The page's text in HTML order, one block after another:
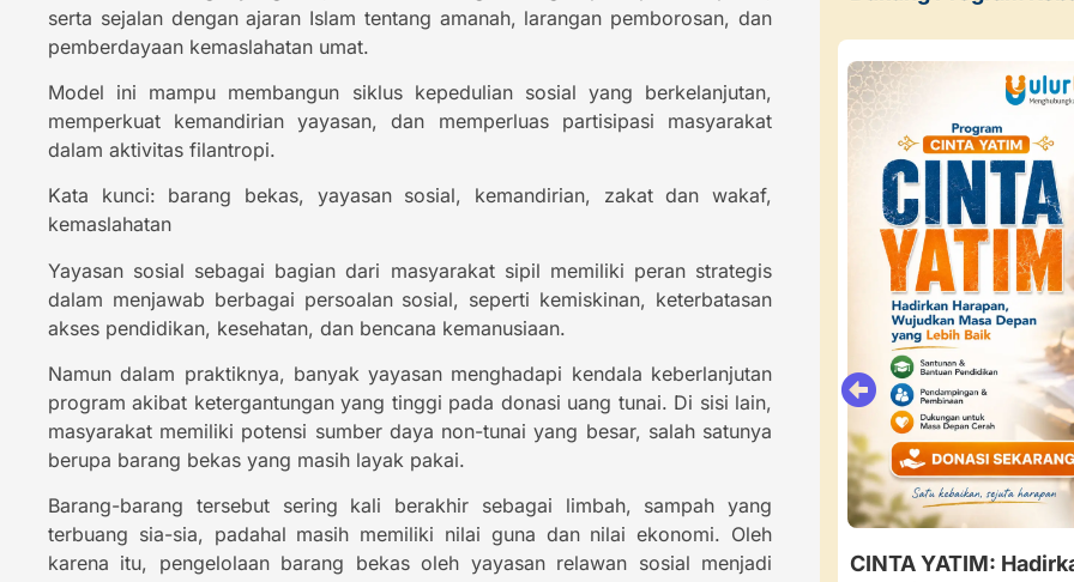
serta sejalan dengan ajaran Islam tentang amanah, larangan pemborosan, dan
pemberdayaan kemaslahatan umat.
Model ini mampu membangun siklus kepedulian sosial yang berkelanjutan,
memperkuat kemandirian yayasan, dan memperluas partisipasi masyarakat
dalam aktivitas filantropi.
Kata kunci: barang bekas, yayasan sosial, kemandirian, zakat dan wakaf,
kemaslahatan
Yayasan sosial sebagai bagian dari masyarakat sipil memiliki peran strategis
dalam menjawab berbagai persoalan sosial, seperti kemiskinan, keterbatasan
akses pendidikan, kesehatan, dan bencana kemanusiaan.
Namun dalam praktiknya, banyak yayasan menghadapi kendala keberlanjutan
program akibat ketergantungan yang tinggi pada donasi uang tunai. Di sisi lain,
masyarakat memiliki potensi sumber daya non-tunai yang besar, salah satunya
berupa barang bekas yang masih layak pakai.
Barang-barang tersebut sering kali berakhir sebagai limbah, sampah yang
terbuang sia-sia, padahal masih memiliki nilai guna dan nilai ekonomi. Oleh
karena itu, pengelolaan barang bekas oleh yayasan relawan sosial menjadi
Tumor Terus Membesar, Guru Ngaji di
CINTA YATIM: